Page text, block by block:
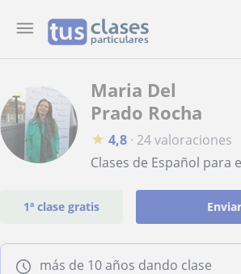
Maria Del
Prado Rocha
★ 4,8 · 24 valoraciones
Clases de Español para
1ª clase gratis
más de 10 años dando clase